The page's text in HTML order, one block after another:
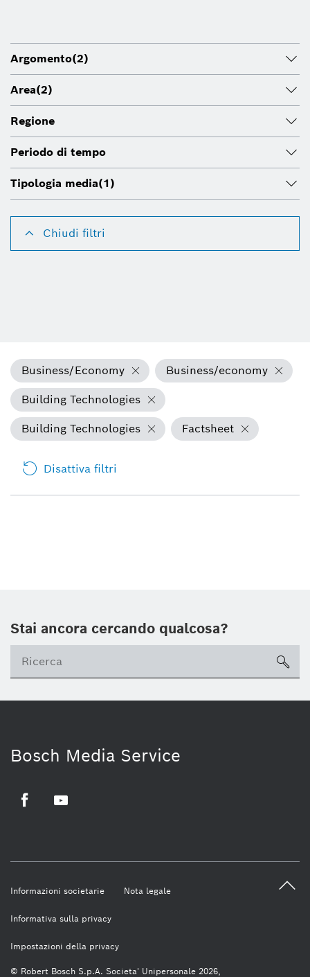
Argomento(2)
Area(2)
Regione
Periodo di tempo
Tipologia media(1)
Chiudi filtri
Business/Economy
Business/economy
Building Technologies
Building Technologies
Factsheet
Disattiva filtri
Stai ancora cercando qualcosa?
Bosch Media Service
© Robert Bosch S.p.A. Societa' Unipersonale 2026,
Informazioni societarie Nota legale
Informativa sulla privacy
Impostazioni della privacy